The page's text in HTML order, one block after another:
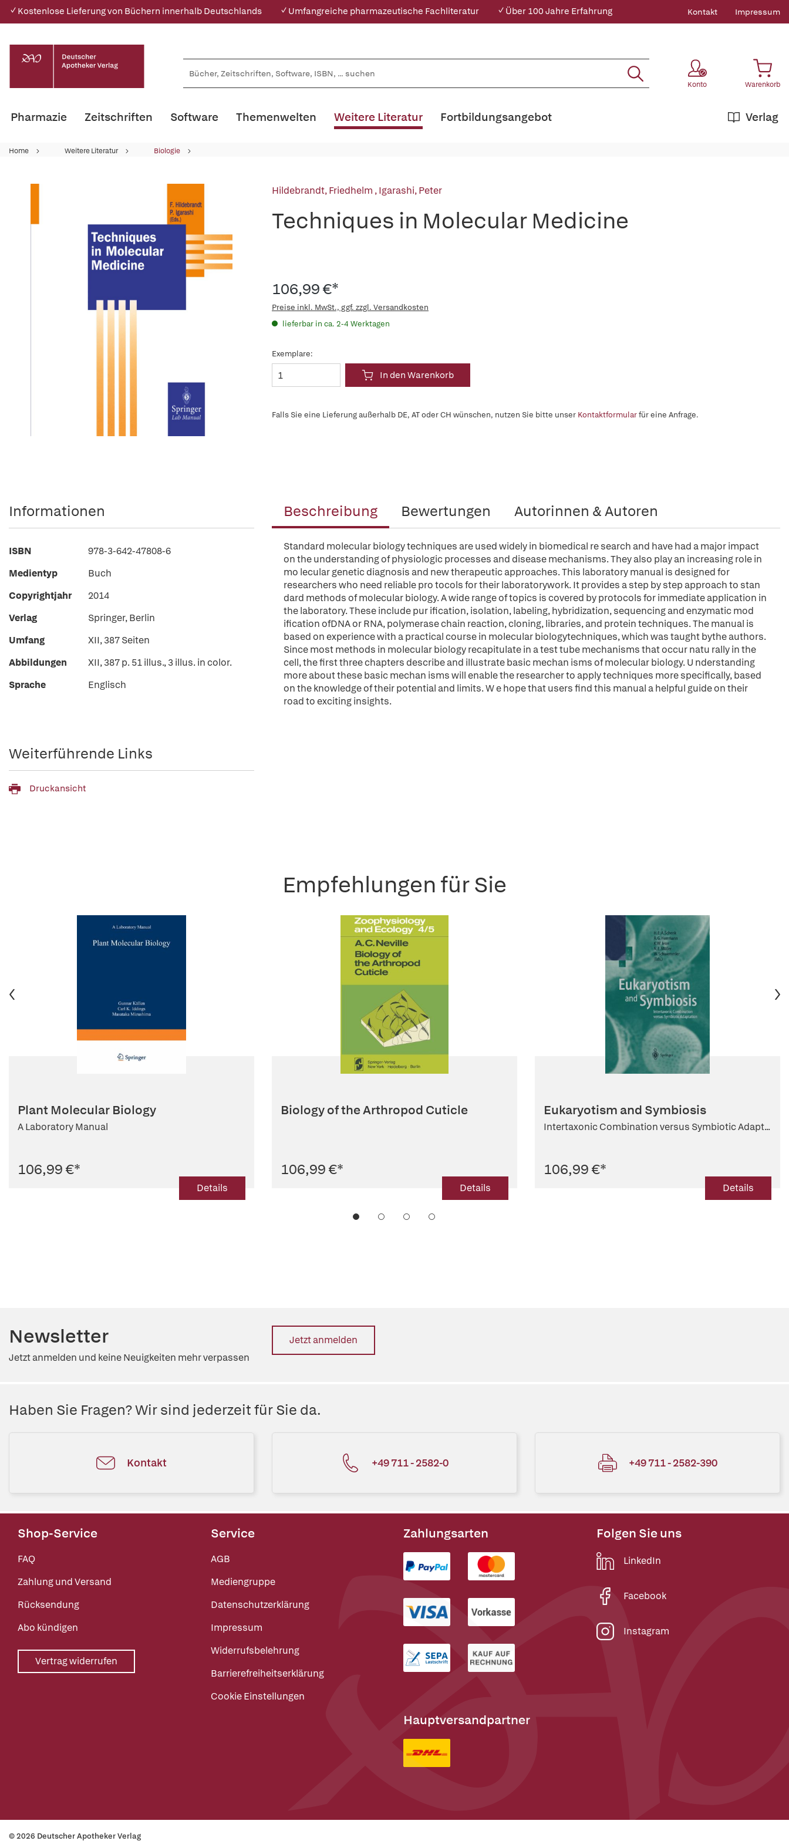
✓ Kostenlose Lieferung von Büchern innerhalb Deutschlands ✓ Umfangreiche pharmazeutische Fachliteratur ✓ Über 100 Jahre Erfahrung Kontakt Impressum
Konto Warenkorb
Pharmazie Zeitschriften Software Themenwelten Weitere Literatur Verlag
Fortbildungsangebot
Home Weitere Literatur Biologie
Hildebrandt, Friedhelm ,Igarashi, Peter
Techniques in Molecular Medicine
106,99 €*
Preise inkl. MwSt., ggf. zzgl. Versandkosten
lieferbar in ca. 2-4 Werktagen
Exemplare:
In den Warenkorb
Falls Sie eine Lieferung außerhalb DE, AT oder CH wünschen, nutzen Sie bitte unser Kontaktformularfür eine Anfrage.
Beschreibung Bewertungen Autorinnen & Autoren
Standard molecular biology techniques are used widely in biomedical re search and have had a major impact
on the understanding of physiologic processes and disease mechanisms. They also play an increasing role in
mo lecular genetic diagnosis and new therapeutic approaches. This laboratory manual is designed for
researchers who need reliable pro tocols for their laboratorywork. It provides a step by step approach to stan
dard methods of molecular biology. A wide range of topics is covered by protocols for immediate application in
the laboratory. These include pur ification, isolation, labeling, hybridization, sequencing and enzymatic mod
ification ofDNA or RNA, polymerase chain reaction, cloning, libraries, and protein techniques. The manual is
based on experience with a practical course in molecular biologytechniques, which was taught bythe authors.
Since most methods in molecular biology recapitulate in a test tube mechanisms that occur natu rally in the
cell, the first three chapters describe and illustrate basic mechan isms of molecular biology. U nderstanding
more about these basic mechan isms will enable the researcher to apply techniques more specifically, based
on the knowledge of their potential and limits. W e hope that users find this manual a helpful guide on their
road to exciting insights.
Informationen
ISBN
978-3-642-47808-6
Medientyp
Buch
Copyrightjahr
2014
Verlag
Springer, Berlin
Umfang
XII, 387 Seiten
Abbildungen
XII, 387 p. 51 illus., 3 illus. in color.
Sprache
Englisch
Weiterführende Links
Druckansicht
Empfehlungen für Sie
Plant Molecular Biology
A Laboratory Manual
106,99 €*
Details
Biology of the Arthropod Cuticle
106,99 €*
Details
Eukaryotism and Symbiosis
Intertaxonic Combination versus Symbiotic Adapt...
106,99 €*
Details
Newsletter
Jetzt anmelden und keine Neuigkeiten mehr verpassen
Jetzt anmelden
Haben Sie Fragen? Wir sind jederzeit für Sie da.
Kontakt +49 711 - 2582-0 +49 711 - 2582-390
Shop-Service
FAQ
Zahlung und Versand
Rücksendung
Abo kündigen
Vertrag widerrufen
Service
AGB
Mediengruppe
Datenschutzerklärung
Impressum
Widerrufsbelehrung
Barrierefreiheitserklärung
Cookie Einstellungen
Zahlungsarten
Hauptversandpartner
Folgen Sie uns
LinkedIn
Facebook
Instagram
© 2026 Deutscher Apotheker Verlag